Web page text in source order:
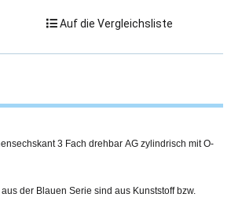
Auf die Vergleichsliste
3 Fach drehbar AG zylindrisch mit O-
der Blauen Serie sind aus Kunststoff bzw.